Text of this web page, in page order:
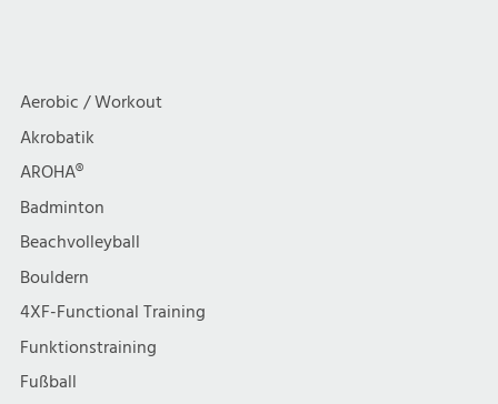
Aerobic / Workout
Akrobatik
AROHA®
Badminton
Beachvolleyball
Bouldern
4XF-Functional Training
Funktionstraining
Fußball